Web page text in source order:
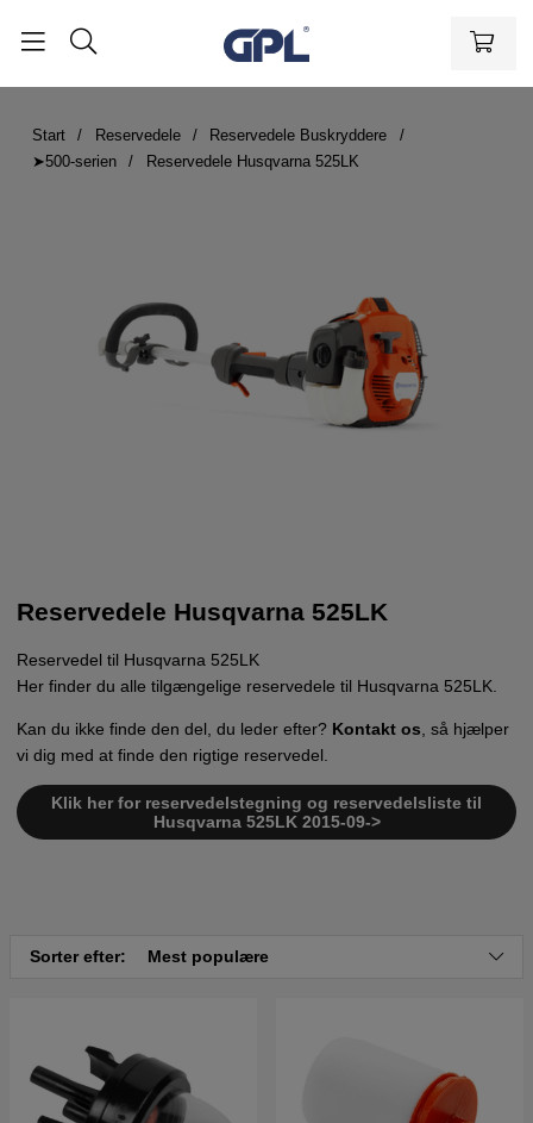
Start Reservedele
Reservedele Buskryddere
➤500-serien
Reservedele Husqvarna 525LK
Reservedele Husqvarna 525LK
Reservedel til Husqvarna 525LK
Her finder du alle tilgængelige reservedele til Husqvarna 525LK.
Kan du ikke finde den del, du leder efter? Kontakt os , så hjælper
vi dig med at finde den rigtige reservedel.
Klik her for reservedelstegning og reservedelsliste til
Husqvarna 525LK 2015-09->
Sorter efter: Mest populære